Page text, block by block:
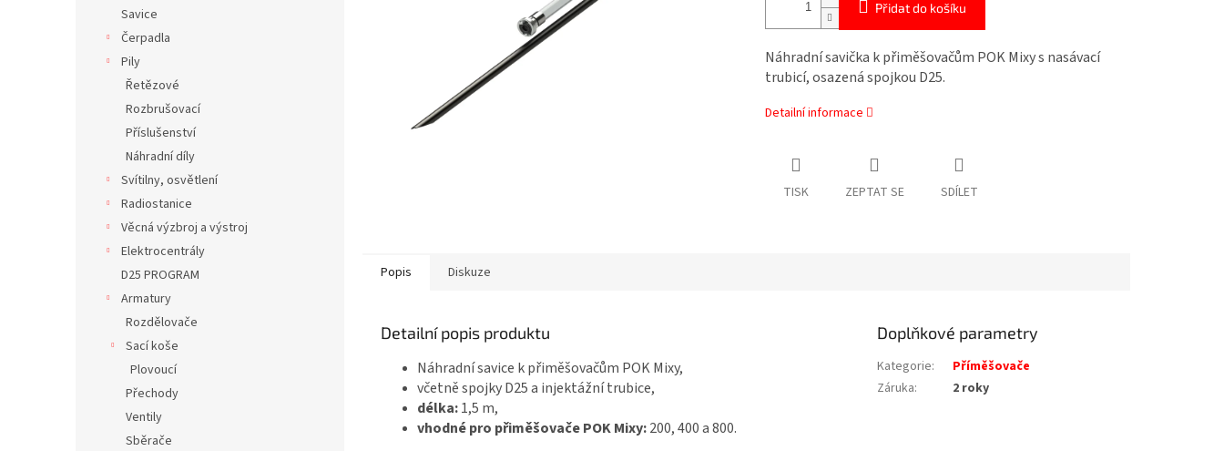
Savice
Čerpadla
Pily
Řetězové
Rozbrušovací
Příslušenství
Náhradní díly
Svítilny, osvětlení
Radiostanice
Věcná výzbroj a výstroj
Elektrocentrály
D25 PROGRAM
Armatury
Rozdělovače
Sací koše
Plovoucí
Přechody
Ventily
Sběrače
Přidat do košíku
Náhradní savička k přiměšovačům POK Mixy s nasávací
trubicí, osazená spojkou D25.
Detailní informace
TISK ZEPTAT SE SDÍLET
Popis Diskuze
Detailní popis produktu
Náhradní savice k přiměšovačům POK Mixy,
včetně spojky D25 a injektážní trubice,
délka:1,5 m,
vhodné pro přiměšovače POK Mixy:200, 400 a 800.
Doplňkové parametry
Kategorie:
Příměšovače
Záruka: 2 roky